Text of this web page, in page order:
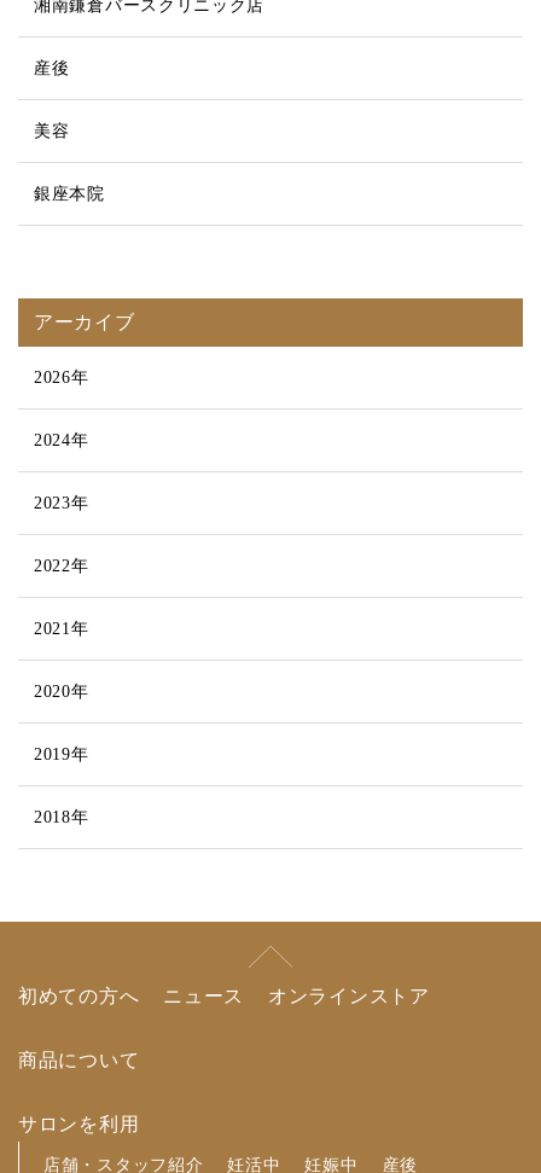
湘南鎌倉バースクリニック店
産後
美容
銀座本院
アーカイブ
2026年
2024年
2023年
2022年
2021年
2020年
2019年
2018年
初めての方へ ニュース オンラインストア
商品について
サロンを利用
店舗・スタッフ紹介
妊活中 妊娠中 産後